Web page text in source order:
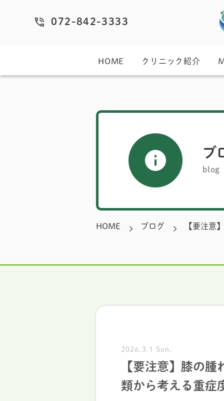
072-842-3333
HOME クリニック紹介
ブ
blog
HOME ブログ 【要注意
2026.3.1 Sun.
【要注意】膝の
類から考える重症